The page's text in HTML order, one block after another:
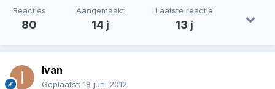
Reacties
80
Aangemaakt
14 j
Laatste reactie
13 j
Ivan
Geplaatst: 18 juni 2012